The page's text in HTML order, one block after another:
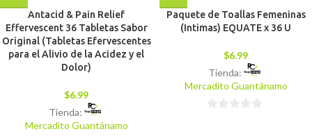
Antacid & Pain Relief
Effervescent 36 Tabletas Sabor
Original (Tabletas Efervescentes
para el Alivio de la Acidez y el
Dolor)
$6.99
Tienda:
Mercadito Guantánamo
Paquete de Toallas Femeninas
(Intimas) EQUATE x 36 U
$6.99
Tienda:
Mercadito Guantánamo